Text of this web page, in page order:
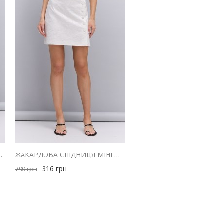
ГОРОШОК ЖАКАРДОВА СПІДНИЦЯ МІНІ МОЛОЧНОГО КОЛЬОРУ
790грн 316 грн